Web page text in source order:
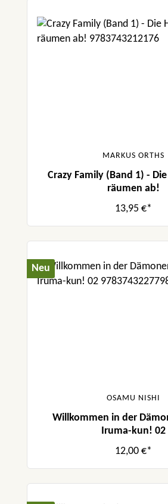
MARKUS ORTHS
Crazy Family (Band 1) -
räumen ab!
13,95 €*
Neu
OSAMU NISHI
Willkommen in der
Iruma-kun! 02
12,00 €*